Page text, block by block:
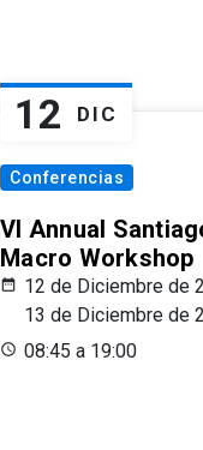
12 DIC
Conferencias
VI Annual
Macro Workshop
12 de Diciembre de
13 de Diciembre de
08:45 a 19:00